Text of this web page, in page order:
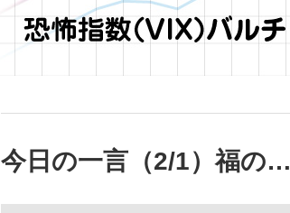
今日の一言（2/1）福の…